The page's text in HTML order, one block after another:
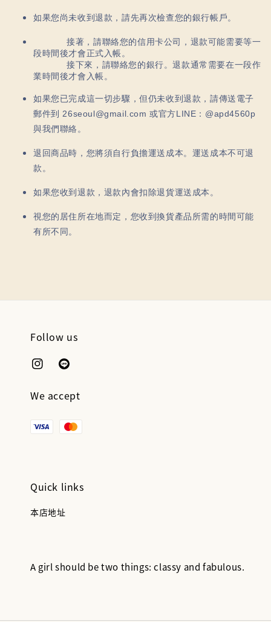
如果您尚未收到退款，請先再次檢查您的銀行帳戶。
接著，請聯絡您的信用卡公司，退款可能需要等一
段時間後才會正式入帳。
            接下來，請聯絡您的銀行。退款通常需要在一段作
業時間後才會入帳。
如果您已完成這一切步驟，但仍未收到退款，請傳送電子
郵件到 26seoul@gmail.com 或官方LINE：@apd4560p
與我們聯絡。
退回商品時，您將須自行負擔運送成本。運送成本不可退
款。
如果您收到退款，退款內會扣除退貨運送成本。
視您的居住所在地而定，您收到換貨產品所需的時間可能
有所不同。
Follow us
We accept
Quick links
本店地址
A girl should be two things: classy and fabulous.